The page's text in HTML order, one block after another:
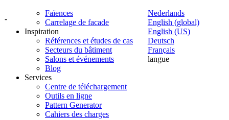
-
Nederlands
English (global)
English (US)
Deutsch
Français
langue
Faïences
Carrelage de facade
Inspiration
Références et études de cas
Secteurs du bâtiment
Salons et événements
Blog
Services
Centre de téléchargement
Outils en ligne
Pattern Generator
Cahiers des charges